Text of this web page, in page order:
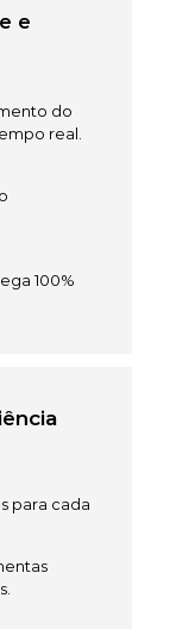
e
do
real.
100%
para cada